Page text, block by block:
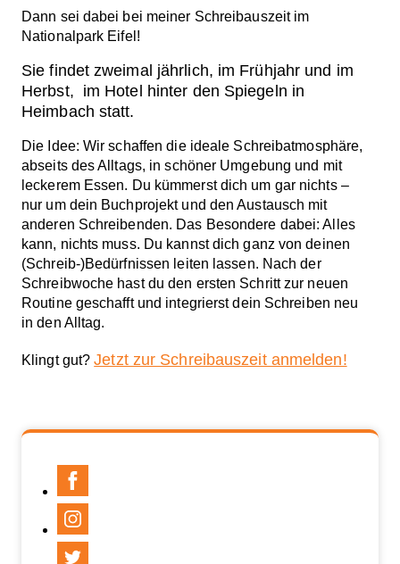
Dann sei dabei bei meiner Schreibauszeit im
Nationalpark Eifel!
Sie findet zweimal jährlich, im Frühjahr und im
Herbst, im Hotel hinter den Spiegeln in
Heimbach statt.
Die Idee: Wir schaffen die ideale Schreibatmosphäre,
abseits des Alltags, in schöner Umgebung und mit
leckerem Essen. Du kümmerst dich um gar nichts –
nur um dein Buchprojekt und den Austausch mit
anderen Schreibenden. Das Besondere dabei: Alles
kann, nichts muss. Du kannst dich ganz von deinen
(Schreib-)Bedürfnissen leiten lassen. Nach der
Schreibwoche hast du den ersten Schritt zur neuen
Routine geschafft und integrierst dein Schreiben neu
in den Alltag.
Klingt gut?Jetzt zur Schreibauszeit anmelden!